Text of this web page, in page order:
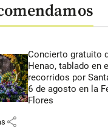
Concierto gratuito
Henao, tablado en
recorridos por
6 de agosto en la
Flores
share